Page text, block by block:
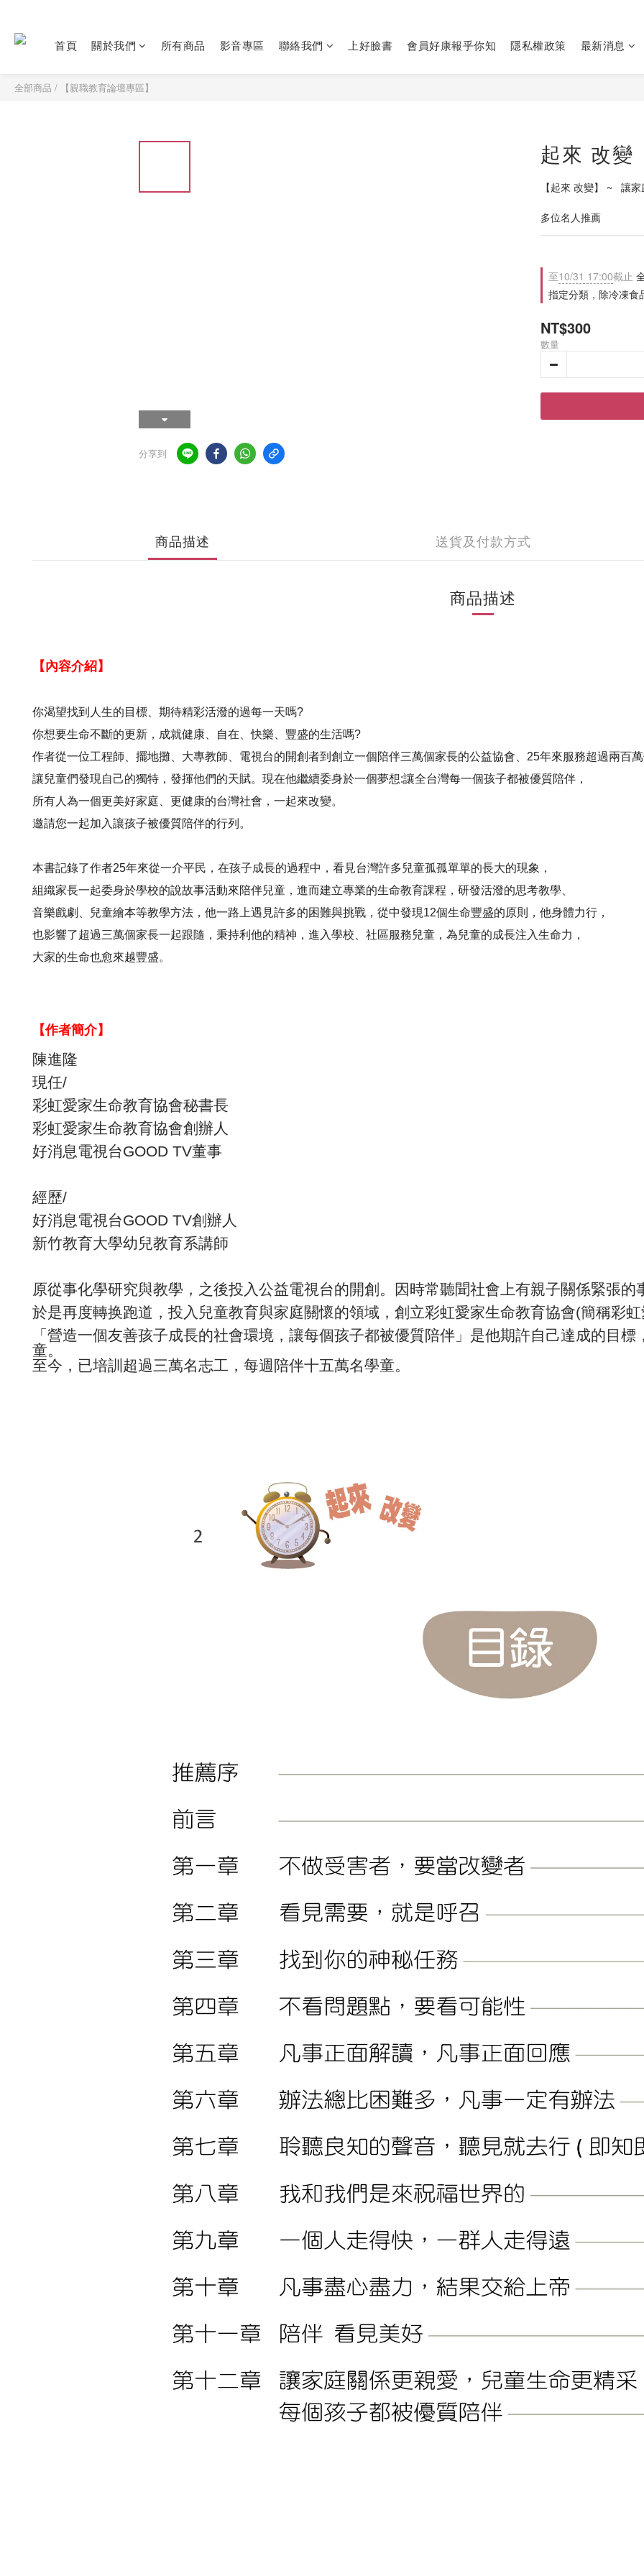
首頁 關於我們 所有商品 影音專區 聯絡我們 上好臉書 會員好康報乎你知 隱私權政策 最新消息
全部商品 / 【親職教育論壇專區】
分享到
起來 改變
【起來 改變】 ~   讓
多位名人推薦
至10/31 17:00截止
指定分類，除冷凍食
NT$300
數量
商品描述 送貨及付款方式
商品描述
【內容介紹】
你渴望找到人生的目標、期待精彩活潑的過每一天嗎?
你想要生命不斷的更新，成就健康、自在、快樂、豐盛的生活嗎?
作者從一位工程師、擺地攤、大專教師、電視台的開創者到創立一個陪伴三萬個家長的公益協會、 25年來服務超過兩百
讓兒童們發現自己的獨特，發揮他們的天賦。現在他繼續委身於一個夢想:讓全台灣每一個孩子都被優質陪伴，
所有人為一個更美好家庭、更健康的台灣社會，一起來改變。
邀請您一起加入讓孩子被優質陪伴的行列。
本書記錄了作者25年來從一介平民，在孩子成長的過程中，看見台灣許多兒童孤孤單單的長大的現象，
組織家長一起委身於學校的說故事活動來陪伴兒童，進而建立專業的生命教育課程，研發活潑的思考教學、
音樂戲劇、兒童繪本等教學方法，他一路上遇見許多的困難與挑戰，從中發現12個生命豐盛的原則，他身體力行，
也影響了超過三萬個家長一起跟隨，秉持利他的精神，進入學校、社區服務兒童，為兒童的成長注入生命力，
大家的生命也愈來越豐盛。
【作者簡介】
陳進隆
現任/
彩虹愛家生命教育協會秘書長
彩虹愛家生命教育協會創辦人
好消息電視台GOOD TV董事
經歷/
好消息電視台GOOD TV創辦人
新竹教育大學幼兒教育系講師
原從事化學研究與教學，之後投入公益電視台的開創。因時常聽聞社會上有親子關係緊張的
於是再度轉换跑道，投入兒童教育與家庭關懷的領域，創立彩虹愛家生命教育協會(簡稱彩
「營造一個友善孩子成長的社會環境，讓每個孩子都被優質陪伴」是他期許自己達成的目
童。
至今，已培訓超過三萬名志工，每週陪伴十五萬名學童。